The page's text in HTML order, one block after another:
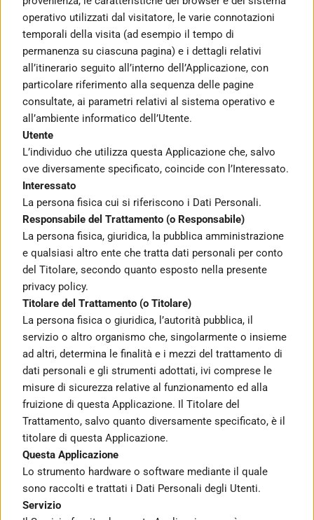
operativo utilizzati dal visitatore, le varie connotazioni
temporali della visita (ad esempio il tempo di
permanenza su ciascuna pagina) e i dettagli relativi
all’itinerario seguito all’interno dell’Applicazione, con
particolare riferimento alla sequenza delle pagine
consultate, ai parametri relativi al sistema operativo e
all’ambiente informatico dell’Utente.
Utente
L’individuo che utilizza questa Applicazione che, salvo
ove diversamente specificato, coincide con l’Interessato.
Interessato
La persona fisica cui si riferiscono i Dati Personali.
Responsabile del Trattamento (o Responsabile)
La persona fisica, giuridica, la pubblica amministrazione
e qualsiasi altro ente che tratta dati personali per conto
del Titolare, secondo quanto esposto nella presente
privacy policy.
Titolare del Trattamento (o Titolare)
La persona fisica o giuridica, l’autorità pubblica, il
servizio o altro organismo che, singolarmente o insieme
ad altri, determina le finalità e i mezzi del trattamento di
dati personali e gli strumenti adottati, ivi comprese le
misure di sicurezza relative al funzionamento ed alla
fruizione di questa Applicazione. Il Titolare del
Trattamento, salvo quanto diversamente specificato, è il
titolare di questa Applicazione.
Questa Applicazione
Lo strumento hardware o software mediante il quale
sono raccolti e trattati i Dati Personali degli Utenti.
Servizio